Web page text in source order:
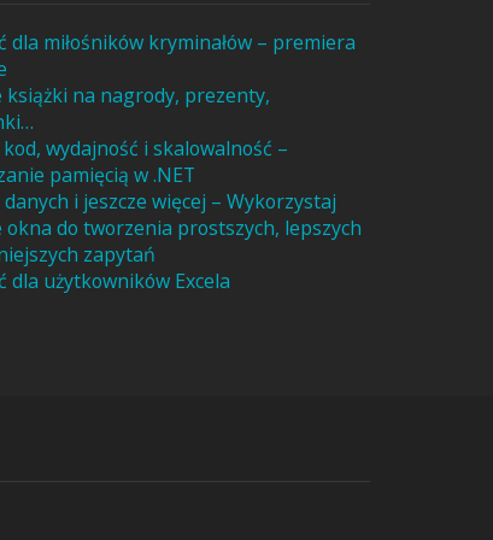
dla miłośników kryminałów – premiera
książki na nagrody, prezenty,
wydajność i skalowalność –
pamięcią w .NET
i jeszcze więcej – Wykorzystaj
do tworzenia prostszych, lepszych
zapytań
dla użytkowników Excela